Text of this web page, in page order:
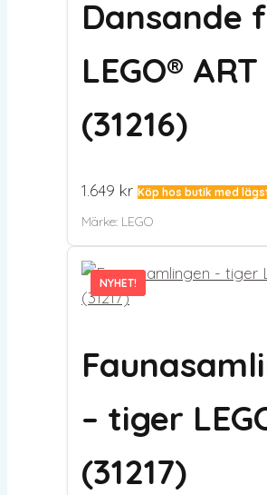
Dansande
LEGO® ART
(31216)
1.649 kr Köp hos butik med
Märke: LEGO
NYHET!
NYHET!
– tiger
(31217)